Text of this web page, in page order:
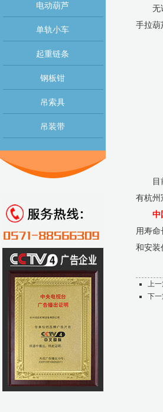
电动葫芦
单轨小车
起重链条
钢板钳
吊索具
吊装带
无论
手拉葫
目前
有杭州
中
用寿
和安装
上一
下一